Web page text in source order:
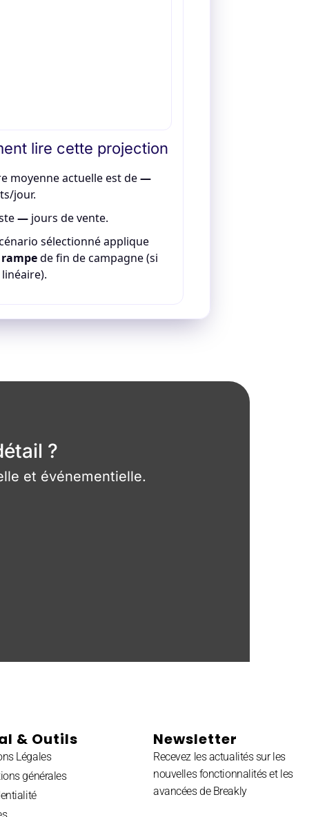
lire cette projection
moyenne actuelle est de—
jour.
— jours de vente.
sélectionné applique
rampede fin de campagne (si
?
et événementielle.
& Outils
Légales
générales
Newsletter
Recevez les actualités sur les
nouvelles fonctionnalités et les
avancées de Breakly